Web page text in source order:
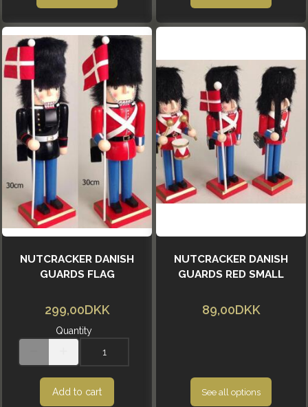
NUTCRACKER DANISH
GUARDS FLAG
299,00DKK
Quantity
Add to cart
NUTCRACKER DANISH
GUARDS RED SMALL
89,00DKK
See all options